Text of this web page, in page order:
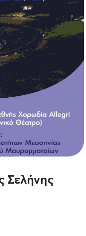
Σελήνης